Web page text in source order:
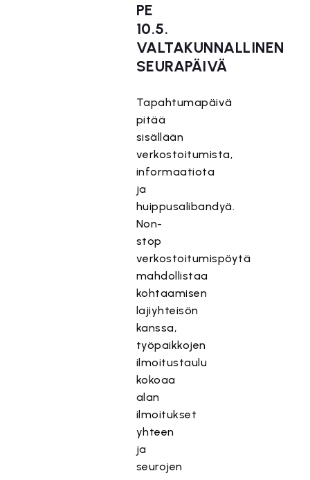
PE
10.5.
VALTAKUNNALLINEN
SEURAPÄIVÄ
Tapahtumapäivä
pitää
sisällään
verkostoitumista,
informaatiota
ja
huippusalibandyä.
Non-
stop
verkostoitumispöytä
mahdollistaa
kohtaamisen
lajiyhteisön
kanssa,
työpaikkojen
ilmoitustaulu
kokoaa
alan
ilmoitukset
yhteen
ja
seurojen